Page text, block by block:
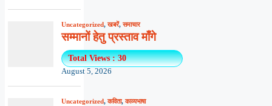
Uncategorized,खबरें,समाचार
सम्मानों हेतु प्रस्ताव माँगे
Total Views : 30
August 5, 2026
Uncategorized,कविता,काव्यभाषा